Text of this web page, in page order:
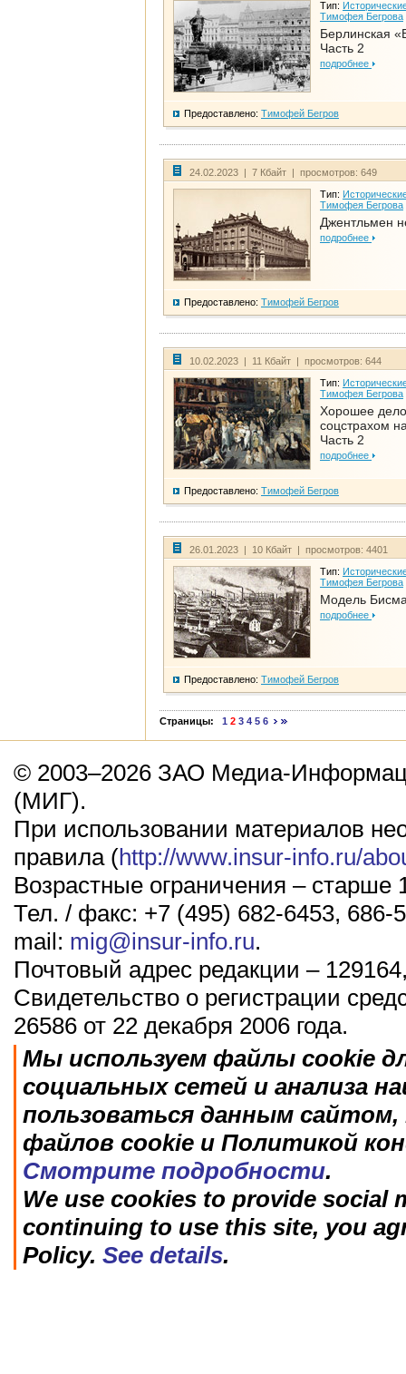
Тип:
Тимофея Бегрова
Берлинская
Часть 2
подробнее
Предоставлено: Тимофей Бегров
24.02.2023 | 7 Кбайт | просмотров: 649
Тип:
Тимофея Бегрова
Джентльмен
подробнее
Предоставлено: Тимофей Бегров
10.02.2023 | 11 Кбайт | просмотров: 644
Тип:
Тимофея Бегрова
Хорошее дело
соцстрахом
Часть 2
подробнее
Предоставлено: Тимофей Бегров
26.01.2023 | 10 Кбайт | просмотров: 4401
Тип:
Тимофея Бегрова
Модель
подробнее
Предоставлено: Тимофей Бегров
Страницы: 1 2 3 4 5 6
© 2003–2026 ЗАО Медиа-
(МИГ).
При использовании материалов
правила (http://www.insur-info.ru/
Возрастные ограничения – старше
Тел. / факс: +7 (495) 682-6453, 686-
mail: mig@insur-info.ru.
Почтовый адрес редакции –
Свидетельство о регистрации
26586 от 22 декабря 2006 года.
Мы используем файлы cookie
социальных сетей и анализа
пользоваться данным
файлов cookie и Политикой
Смотрите подробности.
We use cookies to provide social
continuing to use this site, you
Policy. See details.